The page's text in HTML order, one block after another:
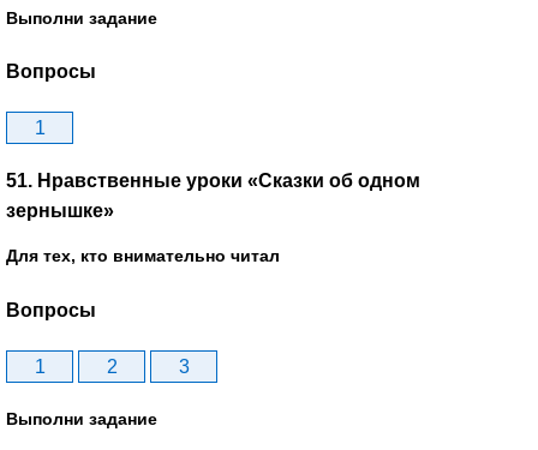
Выполни задание
Вопросы
1
51. Нравственные уроки «Сказки об одном
зернышке»
Для тех, кто внимательно читал
Вопросы
1 2 3
Выполни задание